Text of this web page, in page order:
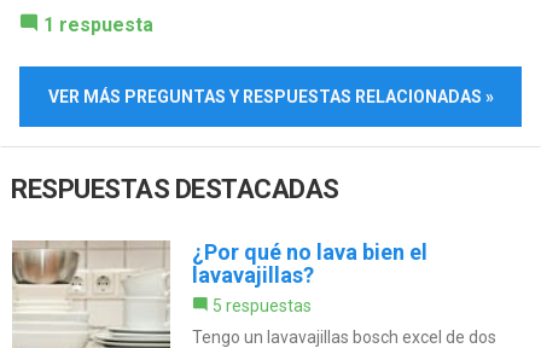
1 respuesta
VER MÁS PREGUNTAS Y RESPUESTAS RELACIONADAS »
RESPUESTAS DESTACADAS
¿Por qué no lava bien el
lavavajillas?
5 respuestas
Tengo un lavavajillas bosch excel de dos